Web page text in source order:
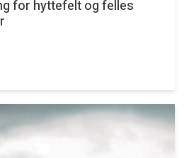
for hyttefelt og felles